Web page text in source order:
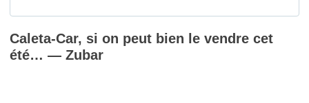
Caleta-Car, si on peut bien le vendre cet
été… — Zubar